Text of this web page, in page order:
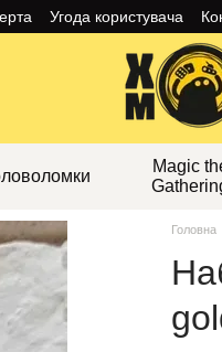
Угода користувача
Magic
Головна